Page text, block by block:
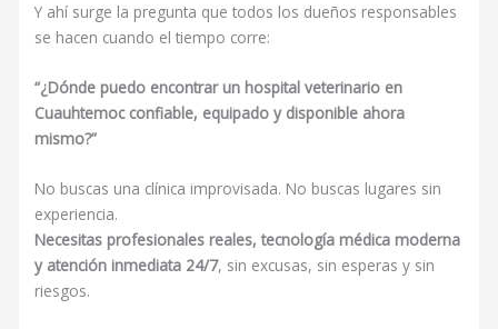
Y ahí surge la pregunta que todos los dueños responsables
se hacen cuando el tiempo corre:
“¿Dónde puedo encontrar un hospital veterinario en
Cuauhtemoc confiable, equipado y disponible ahora
mismo?”
No buscas una clínica improvisada. No buscas lugares sin
experiencia.
Necesitas profesionales reales, tecnología médica moderna
y atención inmediata 24/7, sin excusas, sin esperas y sin
riesgos.